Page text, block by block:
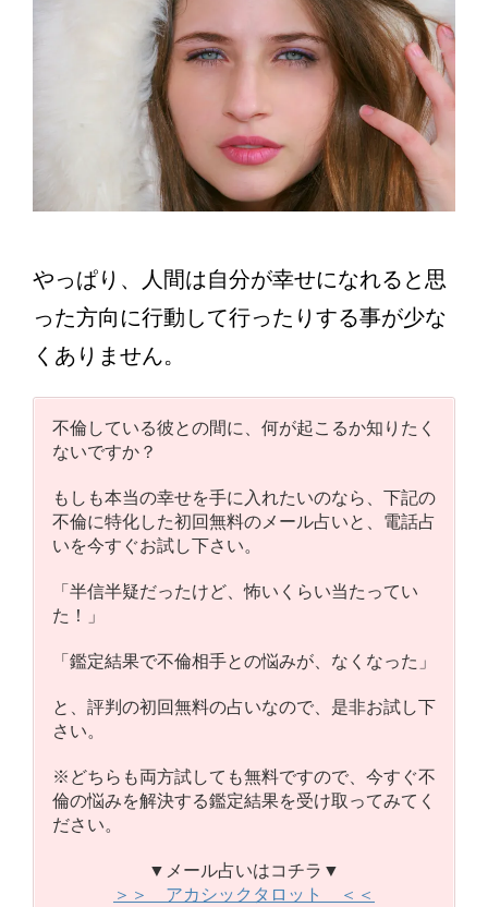
やっぱり、人間は自分が幸せになれると思
った方向に行動して行ったりする事が少な
くありません。
不倫している彼との間に、何が起こるか知りたく
ないですか？
もしも本当の幸せを手に入れたいのなら、下記の
不倫に特化した初回無料のメール占いと、電話占
いを今すぐお試し下さい。
「半信半疑だったけど、怖いくらい当たってい
た！」
「鑑定結果で不倫相手との悩みが、なくなった」
と、評判の初回無料の占いなので、是非お試し下
さい。
※どちらも両方試しても無料ですので、今すぐ不
倫の悩みを解決する鑑定結果を受け取ってみてく
ださい。
▼メール占いはコチラ▼
＞＞ アカシックタロット ＜＜